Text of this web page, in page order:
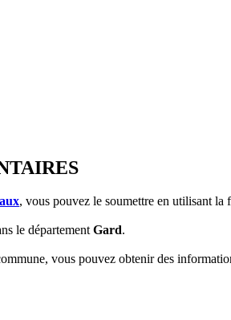
, vous pouvez le soumettre en utilisant la
le départementGard.
vous pouvez obtenir des